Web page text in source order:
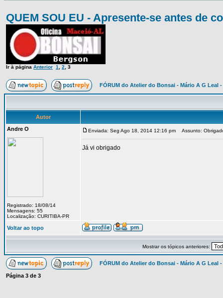
QUEM SOU EU - Apresente-se antes de
Ir à página Anterior 1 2 3
FÓRUM do Atelier do Bonsai - Mário A G Leal
Autor
Andre O
Registrado: 18/08/14
Mensagens: 55
Localização: CURITIBA-PR
Enviada: Seg Ago 18, 2014 12:16 pm Assunto:
Já vi obrigado
Voltar ao topo
Mostrar os tópicos anteriores:
FÓRUM do Atelier do Bonsai - Mário A G Leal
Página 3 de 3